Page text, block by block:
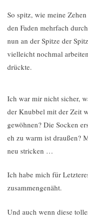
So spitz, wie meine
den Faden mehrfach
nun an der Spitze der
vielleicht nochmal
drückte.
Ich war mir nicht sicher,
der Knubbel mit der Zeit
gewöhnen? Die Socken
eh zu warm ist draußen?
neu stricken …
Ich habe mich für
zusammengenäht.
Und auch wenn diese